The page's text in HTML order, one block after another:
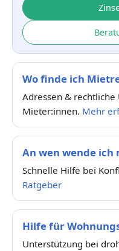
Wo finde ich
Adressen &
Mieter:innen. Mehr
An wen wende
Schnelle Hilfe bei
Ratgeber
Hilfe für
Unterstützung bei